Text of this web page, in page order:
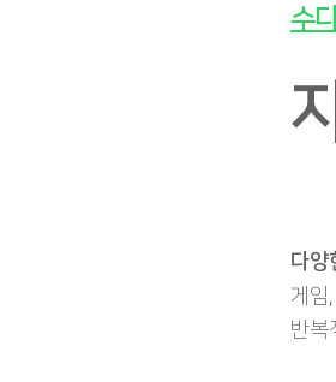
수
다양
게임
반복